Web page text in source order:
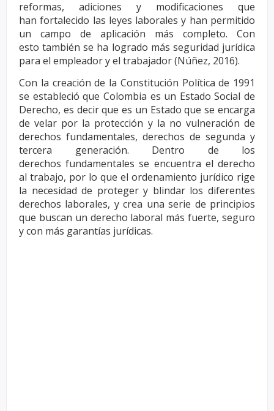
reformas, adiciones y modificaciones que
hanfortalecido las leyes laborales y han permitido
un campo de aplicación más completo. Con
estotambién se ha logrado más seguridad jurídica
para el empleador y el trabajador (Núñez, 2016).
Con la creación de la Constitución Política de 1991
se estableció que Colombia es un Estado Social de
Derecho, es decir que es un Estado que se encarga
de velar por la protección y la no vulneración de
derechos fundamentales, derechos de segunda y
tercera generación. Dentro de los
derechosfundamentales se encuentra el derecho
al trabajo, por lo que el ordenamiento jurídico rige
la necesidad de proteger y blindar los diferentes
derechos laborales, y crea una serie de principios
que buscan un derecho laboral más fuerte, seguro
y con más garantías jurídicas.